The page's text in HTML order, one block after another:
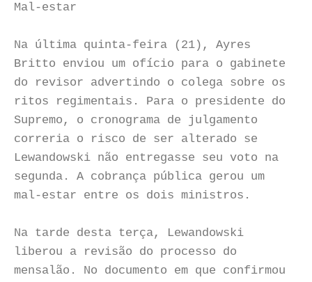
Mal-estar
Na última quinta-feira (21), Ayres
Britto enviou um ofício para o gabinete
do revisor advertindo o colega sobre os
ritos regimentais. Para o presidente do
Supremo, o cronograma de julgamento
correria o risco de ser alterado se
Lewandowski não entregasse seu voto na
segunda. A cobrança pública gerou um
mal-estar entre os dois ministros.
Na tarde desta terça, Lewandowski
liberou a revisão do processo do
mensalão. No documento em que confirmou